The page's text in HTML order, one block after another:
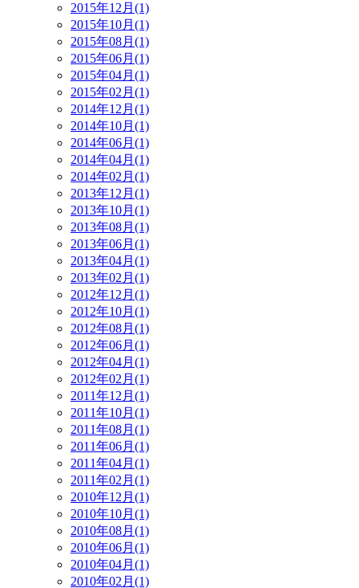
2015年12月(1)
2015年10月(1)
2015年08月(1)
2015年06月(1)
2015年04月(1)
2015年02月(1)
2014年12月(1)
2014年10月(1)
2014年06月(1)
2014年04月(1)
2014年02月(1)
2013年12月(1)
2013年10月(1)
2013年08月(1)
2013年06月(1)
2013年04月(1)
2013年02月(1)
2012年12月(1)
2012年10月(1)
2012年08月(1)
2012年06月(1)
2012年04月(1)
2012年02月(1)
2011年12月(1)
2011年10月(1)
2011年08月(1)
2011年06月(1)
2011年04月(1)
2011年02月(1)
2010年12月(1)
2010年10月(1)
2010年08月(1)
2010年06月(1)
2010年04月(1)
2010年02月(1)